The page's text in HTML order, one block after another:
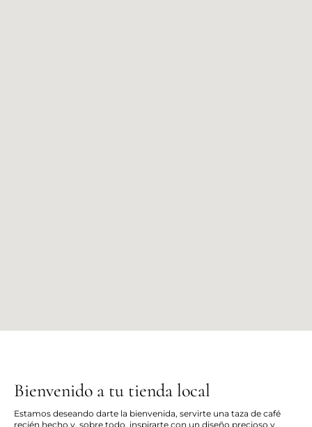
Bienvenido a tu tienda local
Estamos deseando darte la bienvenida, servirte una taza de café
recién hecho y, sobre todo, inspirarte con un diseño precioso y